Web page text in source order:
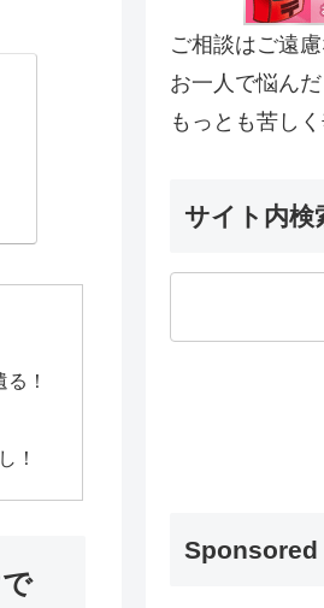
！
！
ご相談はご遠
お一人で悩ん
もっとも苦し
サイト内検